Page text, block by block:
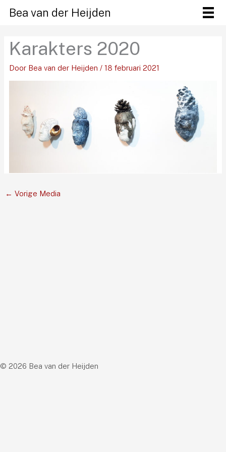
naar
inhoud
Bea van der Heijden
Karakters 2020
Door Bea van der Heijden / 18 februari 2021
← Vorige Media
© 2026 Bea van der Heijden